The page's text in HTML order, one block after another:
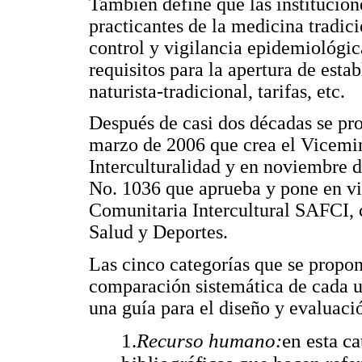
practicantes de la medicina
control y vigilancia
requisitos para la apertura de
naturista-tradicional, tarifas, etc.
Después de casi dos décadas se
marzo de 2006 que crea el
Interculturalidad y en noviembre
No. 1036 que aprueba y pone en
Comunitaria Intercultural
Salud y Deportes.
Las cinco categorías que se
comparación sistemática de cada
una guía para el diseño y
1.Recurso humano:en esta